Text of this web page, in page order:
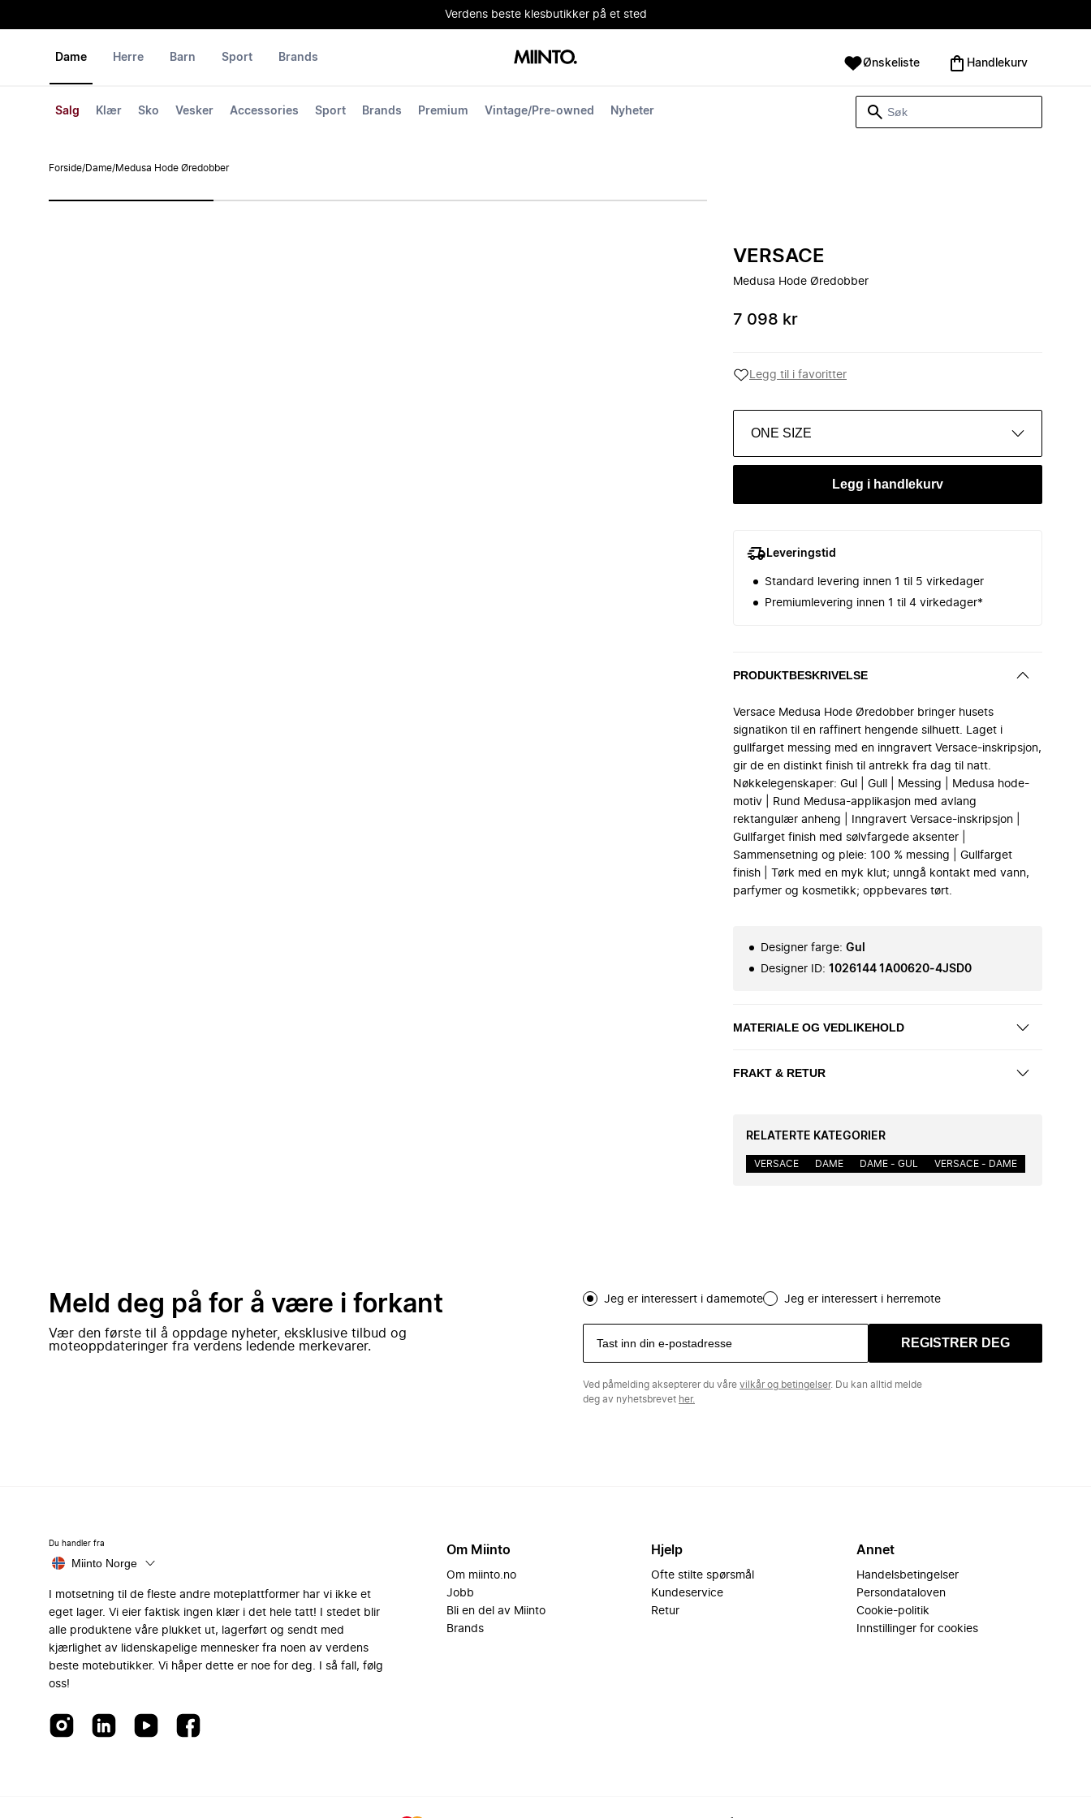
Verdens beste klesbutikker på et sted
Dame
Salg Klær Sko Vesker Accessories Sport Brands Premium Vintage/Pre-owned Nyheter
Herre Barn Sport Brands Ønskeliste Handlekurv
Forside/Dame/Medusa Hode Øredobber
VERSACE
Medusa Hode Øredobber
7 098 kr
Legg til i favoritter
ONE SIZE
Legg i handlekurv
Leveringstid
Standard levering innen 1 til 5 virkedager
Premiumlevering innen 1 til 4 virkedager*
PRODUKTBESKRIVELSE
Versace Medusa Hode Øredobber bringer husets
signatikon til en raffinert hengende silhuett. Laget i
gullfarget messing med en inngravert Versace-inskripsjon,
gir de en distinkt finish til antrekk fra dag til natt.
Nøkkelegenskaper: Gul | Gull | Messing | Medusa hode-
motiv | Rund Medusa-applikasjon med avlang
rektangulær anheng | Inngravert Versace-inskripsjon |
Gullfarget finish med sølvfargede aksenter |
Sammensetning og pleie: 100 % messing | Gullfarget
finish | Tørk med en myk klut; unngå kontakt med vann,
parfymer og kosmetikk; oppbevares tørt.
Designer farge: Gul
Designer ID: 1026144 1A00620-4JSD0
MATERIALE OG VEDLIKEHOLD
FRAKT & RETUR
RELATERTE KATEGORIER
VERSACE DAME DAME - GUL VERSACE - DAME
Meld deg på for å være i forkant
Vær den første til å oppdage nyheter, eksklusive tilbud og
moteoppdateringer fra verdens ledende merkevarer.
Jeg er interessert i damemote Jeg er interessert i herremote
REGISTRER DEG
Ved påmelding aksepterer du våre vilkår og betingelser. Du kan alltid melde
deg av nyhetsbrevet her.
Du handler fra
Miinto Norge
I motsetning til de fleste andre moteplattformer har vi ikke et
eget lager. Vi eier faktisk ingen klær i det hele tatt! I stedet blir
alle produktene våre plukket ut, lagerført og sendt med
kjærlighet av lidenskapelige mennesker fra noen av verdens
beste motebutikker. Vi håper dette er noe for deg. I så fall, følg
oss!
Om Miinto
Om miinto.no
Jobb
Bli en del av Miinto
Brands
Hjelp
Ofte stilte spørsmål
Kundeservice
Retur
Annet
Handelsbetingelser
Persondataloven
Cookie-politik
Innstillinger for cookies